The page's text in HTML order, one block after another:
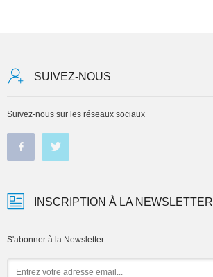
SUIVEZ-NOUS
Suivez-nous sur les réseaux sociaux
INSCRIPTION À LA NEWSLETTER
S'abonner à la Newsletter